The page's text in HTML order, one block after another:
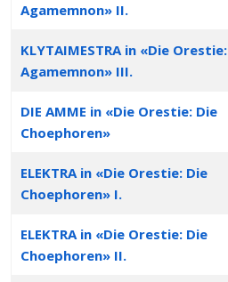
Agamemnon» II.
KLYTAIMESTRA in «Die Orestie:
Agamemnon» III.
DIE AMME in «Die Orestie: Die
Choephoren»
ELEKTRA in «Die Orestie: Die
Choephoren» I.
ELEKTRA in «Die Orestie: Die
Choephoren» II.